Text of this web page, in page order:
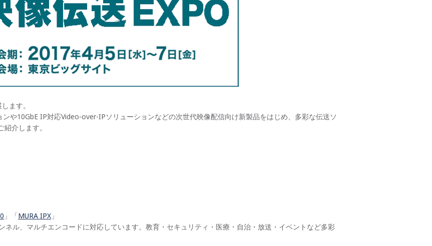
ます。
や10GbE IP対応Video-over-IPソリューションなどの次世代映像配信向け新製品をはじめ、多彩な伝送ソ
介します。
」「MURA IPX 」
ル、マルチエンコードに対応しています。教育・セキュリティ・医療・自治・放送・イベントなど多彩